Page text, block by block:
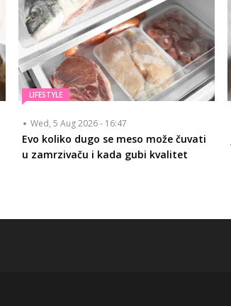
LIFESTYLE
Wed, 5 Aug 2026 - 16:47
Evo koliko dugo se meso može čuvati
u zamrzivaču i kada gubi kvalitet